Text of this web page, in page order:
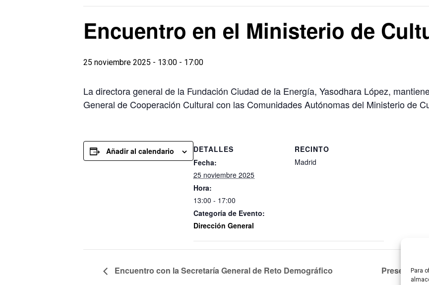
Para
Encuentro en el Ministerio de
25 noviembre 2025 - 13:00 - 17:00
La directora general de la Fundación Ciudad de la Energía, Yasodhara López,
General de Cooperación Cultural con las Comunidades Autónomas del Ministerio de
Añadir al calendario
DETALLES
Fecha:
25 noviembre 2025
Hora:
13:00 - 17:00
Categoría de Evento:
Dirección General
RECINTO
Madrid
Encuentro con la Secretaría General de Reto Demográfico